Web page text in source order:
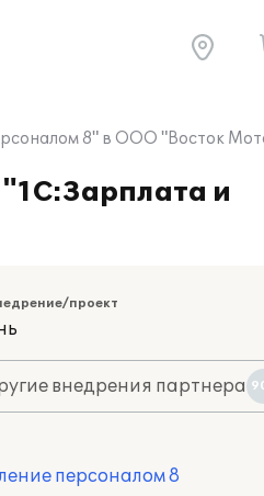
8" в ООО "Восток
и
проект
внедрения партнера
персоналом 8